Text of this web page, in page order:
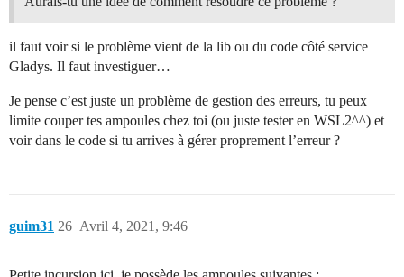
il faut voir si le problème vient de la lib ou du code côté service
Gladys. Il faut investiguer…
Je pense c’est juste un problème de gestion des erreurs, tu peux
limite couper tes ampoules chez toi (ou juste tester en WSL2^^) et
voir dans le code si tu arrives à gérer proprement l’erreur ?
guim31 Avril 4, 2021, 9:46
26